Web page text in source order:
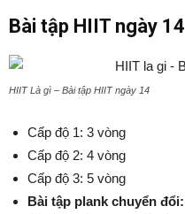
Bài tập HIIT ngày 14
HIIT Là gì – Bài tập HIIT ngày 14
Cấp độ 1: 3 vòng
Cấp độ 2: 4 vòng
Cấp độ 3: 5 vòng
Bài tập plank chuyển đổi: